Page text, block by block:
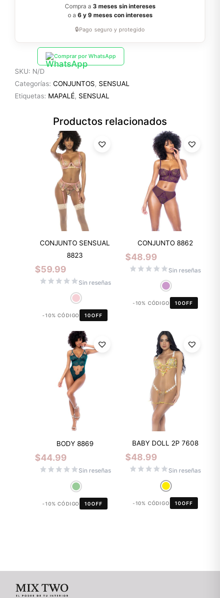
Compra a 3 meses sin intereses
o a 6 y 9 meses con intereses
🔒Pago seguro y protegido
Comprar por WhatsApp
SKU: N/D
Categorías: CONJUNTOS, SENSUAL
Etiquetas: MAPALÉ, SENSUAL
Productos relacionados
CONJUNTO SENSUAL
8823
$59.99
Sin reseñas
-10% CÓDIGO 10OFF
CONJUNTO 8862
$48.99
Sin reseñas
-10% CÓDIGO 10OFF
BODY 8869
$44.99
Sin reseñas
-10% CÓDIGO 10OFF
BABY DOLL 2P 7608
$48.99
Sin reseñas
-10% CÓDIGO 10OFF